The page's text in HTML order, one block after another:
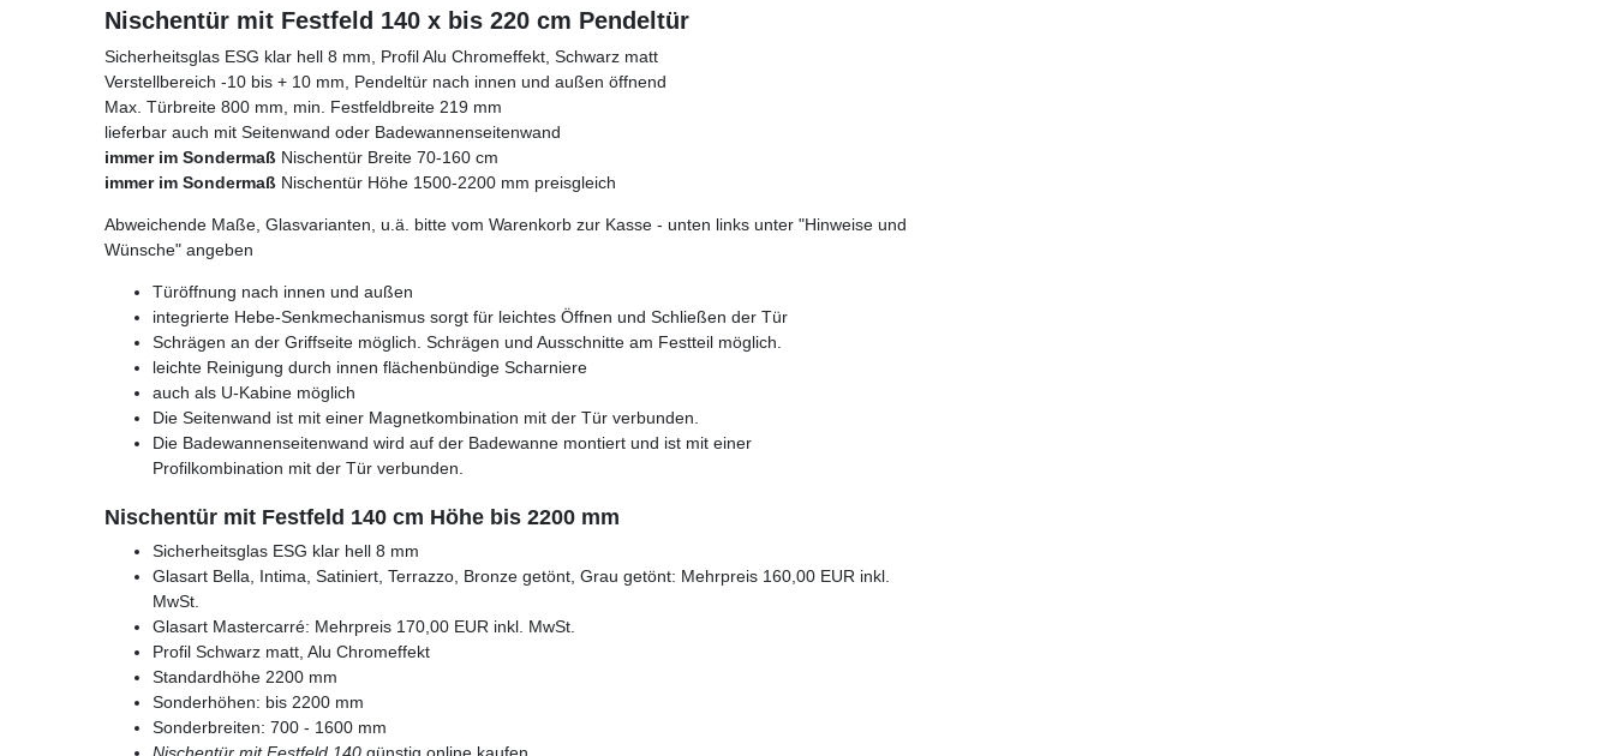
Nischentür mit Festfeld 140 x bis 220 cm Pendeltür
Sicherheitsglas ESG klar hell 8 mm, Profil Alu Chromeffekt, Schwarz matt
Verstellbereich -10 bis + 10 mm, Pendeltür nach innen und außen öffnend
Max. Türbreite 800 mm, min. Festfeldbreite 219 mm
lieferbar auch mit Seitenwand oder Badewannenseitenwand
immer im Sondermaß Nischentür Breite 70-160 cm
immer im Sondermaß Nischentür Höhe 1500-2200 mm preisgleich
Abweichende Maße, Glasvarianten, u.ä. bitte vom Warenkorb zur Kasse - unten links unter "Hinweise und
Wünsche" angeben
Türöffnung nach innen und außen
integrierte Hebe-Senkmechanismus sorgt für leichtes Öffnen und Schließen der Tür
Schrägen an der Griffseite möglich. Schrägen und Ausschnitte am Festteil möglich.
leichte Reinigung durch innen flächenbündige Scharniere
auch als U-Kabine möglich
Die Seitenwand ist mit einer Magnetkombination mit der Tür verbunden.
Die Badewannenseitenwand wird auf der Badewanne montiert und ist mit einer
Profilkombination mit der Tür verbunden.
Nischentür mit Festfeld 140 cm Höhe bis 2200 mm
Sicherheitsglas ESG klar hell 8 mm
Glasart Bella, Intima, Satiniert, Terrazzo, Bronze getönt, Grau getönt: Mehrpreis 160,00 EUR inkl.
MwSt.
Glasart Mastercarré: Mehrpreis 170,00 EUR inkl. MwSt.
Profil Schwarz matt, Alu Chromeffekt
Standardhöhe 2200 mm
Sonderhöhen: bis 2200 mm
Sonderbreiten: 700 - 1600 mm
Nischentür mit Festfeld 140 günstig online kaufen